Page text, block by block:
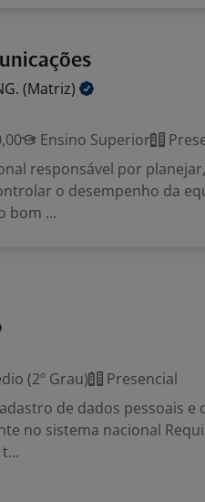
(Matriz)
Ensino Superior
responsável por planejar,
o desempenho da
bom ...
(2º Grau)
Presencial
de dados pessoais e
no sistema nacional